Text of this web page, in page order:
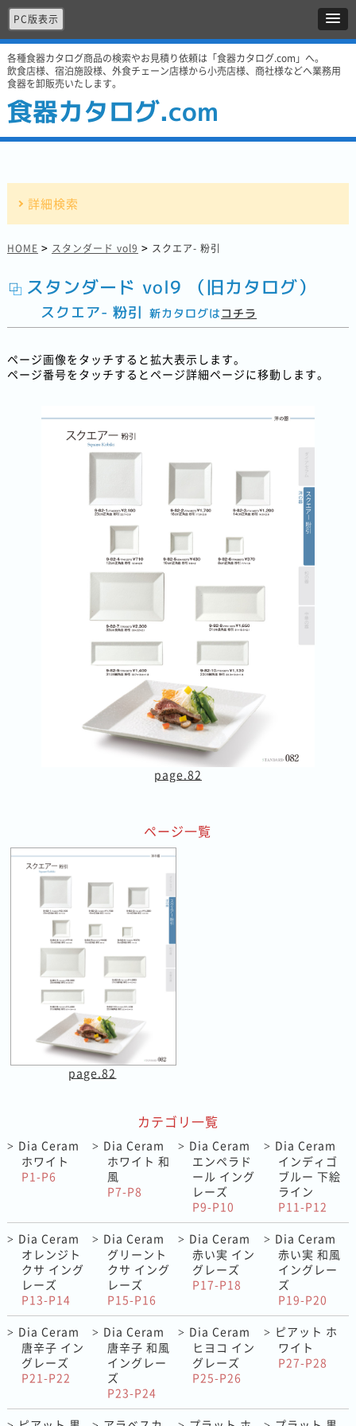
各種食器カタログ商品の検索やお見積り依頼は「食器カタログ.com」へ。
飲食店様、宿泊施設様、外食チェーン店様から小売店様、商社様などへ業務用
食器を卸販売いたします。
食器カタログ.com
PC版表示
詳細検索
HOME > スタンダード vol9 > スクエア- 粉引
スタンダード vol9 （旧カタログ）
スクエア- 粉引 新カタログは コチラ
ページ画像をタッチすると拡大表示します。
ページ番号をタッチするとページ詳細ページに移動します。
page.82
ページ一覧
page.82
カテゴリ一覧
> Dia Ceram
ホワイト
P1-P6
> Dia Ceram
ホワイト 和
風
P7-P8
> Dia Ceram
エンペラド
ール イング
レーズ
P9-P10
> Dia Ceram
インディゴ
ブルー 下絵
ライン
P11-P12
> Dia Ceram
オレンジト
クサ イング
レーズ
P13-P14
> Dia Ceram
グリーント
クサ イング
レーズ
P15-P16
> Dia Ceram
赤い実 イン
グレーズ
P17-P18
> Dia Ceram
赤い実 和風
イングレー
ズ
P19-P20
> Dia Ceram
唐辛子 イン
グレーズ
P21-P22
> Dia Ceram
唐辛子 和風
イングレー
ズ
P23-P24
> Dia Ceram
ヒヨコ イン
グレーズ
P25-P26
> ピアット ホ
ワイト
P27-P28